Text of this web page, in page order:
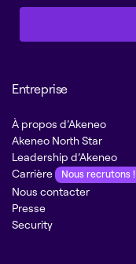
Entreprise
À propos d’Akeneo
Akeneo North Star
Leadership d’Akeneo
Carrière
Nous recrutons !
Nous contacter
Presse
Security